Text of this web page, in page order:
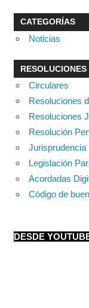
CATEGORÍAS
Noticias
RESOLUCIONES
Circulares
Resoluciones
Resoluciones
Resolución
Jurisprudencia
Legislación
Acordadas
Código de
DESDE